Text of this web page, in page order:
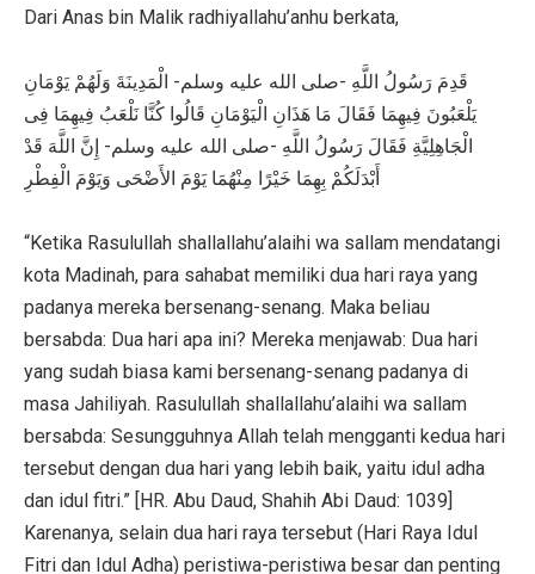
Dari Anas bin Malik radhiyallahu’anhu berkata,
قَدِمَ رَسُولُ اللَّهِ -صلى الله عليه وسلم- الْمَدِينَةَ وَلَهُمْ يَوْمَانِ
يَلْعَبُونَ فِيهِمَا فَقَالَ مَا هَذَانِ الْيَوْمَانِ قَالُوا كُنَّا نَلْعَبُ فِيهِمَا فِى
الْجَاهِلِيَّةِ فَقَالَ رَسُولُ اللَّهِ -صلى الله عليه وسلم- إِنَّ اللَّهَ قَدْ
أَبْدَلَكُمْ بِهِمَا خَيْرًا مِنْهُمَا يَوْمَ الأَضْحَى وَيَوْمَ الْفِطْرِ
“Ketika Rasulullah shallallahu’alaihi wa sallam mendatangi
kota Madinah, para sahabat memiliki dua hari raya yang
padanya mereka bersenang-senang. Maka beliau
bersabda: Dua hari apa ini? Mereka menjawab: Dua hari
yang sudah biasa kami bersenang-senang padanya di
masa Jahiliyah. Rasulullah shallallahu’alaihi wa sallam
bersabda: Sesungguhnya Allah telah mengganti kedua hari
tersebut dengan dua hari yang lebih baik, yaitu idul adha
dan idul fitri.” [HR. Abu Daud, Shahih Abi Daud: 1039]
Karenanya, selain dua hari raya tersebut (Hari Raya Idul
Fitri dan Idul Adha) peristiwa-peristiwa besar dan penting